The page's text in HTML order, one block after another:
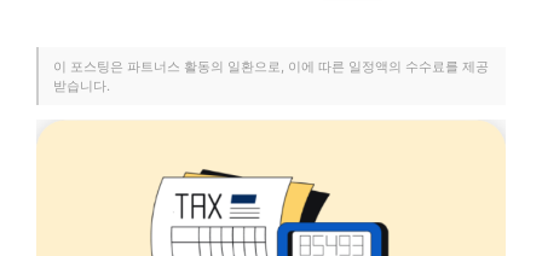
이 포스팅은 파트너스 활동의 일환으로, 이에 따른 일정액의 수수료를 제공
받습니다.